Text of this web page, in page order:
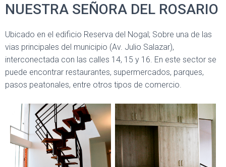
NUESTRA SEÑORA DEL ROSARIO
Ubicado en el edificio Reserva del Nogal; Sobre una de las
vias principales del municipio (Av. Julio Salazar),
interconectada con las calles 14, 15 y 16. En este sector se
puede encontrar restaurantes, supermercados, parques,
pasos peatonales, entre otros tipos de comercio.
Escalera Habitación